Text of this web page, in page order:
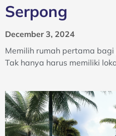
Serpong
December 3, 2024
Memilih rumah pertama
Tak hanya harus memiliki